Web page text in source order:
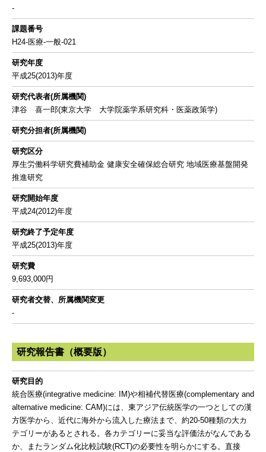
-
課題番号
H24-医療-一般-021
研究年度
平成25(2013)年度
研究代表者(所属機関)
津谷 喜一郎(東京大学 大学院薬学系研究科・医薬政策学)
研究分担者(所属機関)
研究区分
厚生労働科学研究費補助金 健康安全確保総合研究 地域医療基盤開発
推進研究
研究開始年度
平成24(2012)年度
研究終了予定年度
平成25(2013)年度
研究費
9,693,000円
研究者交替、所属機関変更
-
研究報告書（概要版）
研究目的
統合医療(integrative medicine: IM)や相補代替医療(complementary and
alternative medicine: CAM)には、東アジア伝統医学の一つとしての漢
方医学から、近代に海外から流入した療法まで、約20-50種類の大カ
テゴリーがあるとされる。各カテゴリーに妥当な評価法がなんである
か、またランダム化比較試験(RCT)の必要性を明らかにする。直接